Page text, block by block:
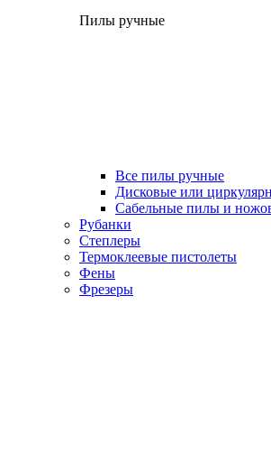
Пилы ручные
Все пилы ручные
Дисковые или
Сабельные пилы и
Рубанки
Степлеры
Термоклеевые пистолеты
Фены
Фрезеры